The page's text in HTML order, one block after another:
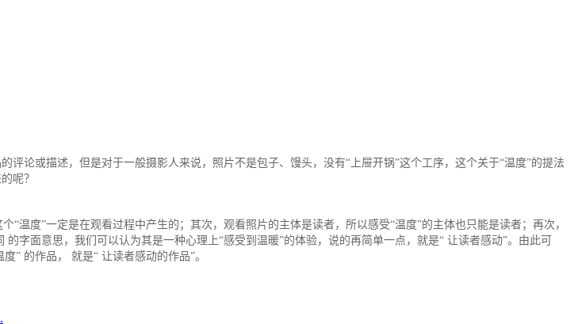
论或描述，但是对于一般摄影人来说，照片不是包子、馒头，没有“上屉开锅”这个工序，这个关于“温度”的提法
呢？
温度”一定是在观看过程中产生的；其次，观看照片的主体是读者，所以感受“温度”的主体也只能是读者；再次，
字面意思，我们可以认为其是一种心理上“感受到温暖”的体验，说的再简单一点，就是“ 让读者感动”。由此可
” 的作品， 就是“ 让读者感动的作品”。